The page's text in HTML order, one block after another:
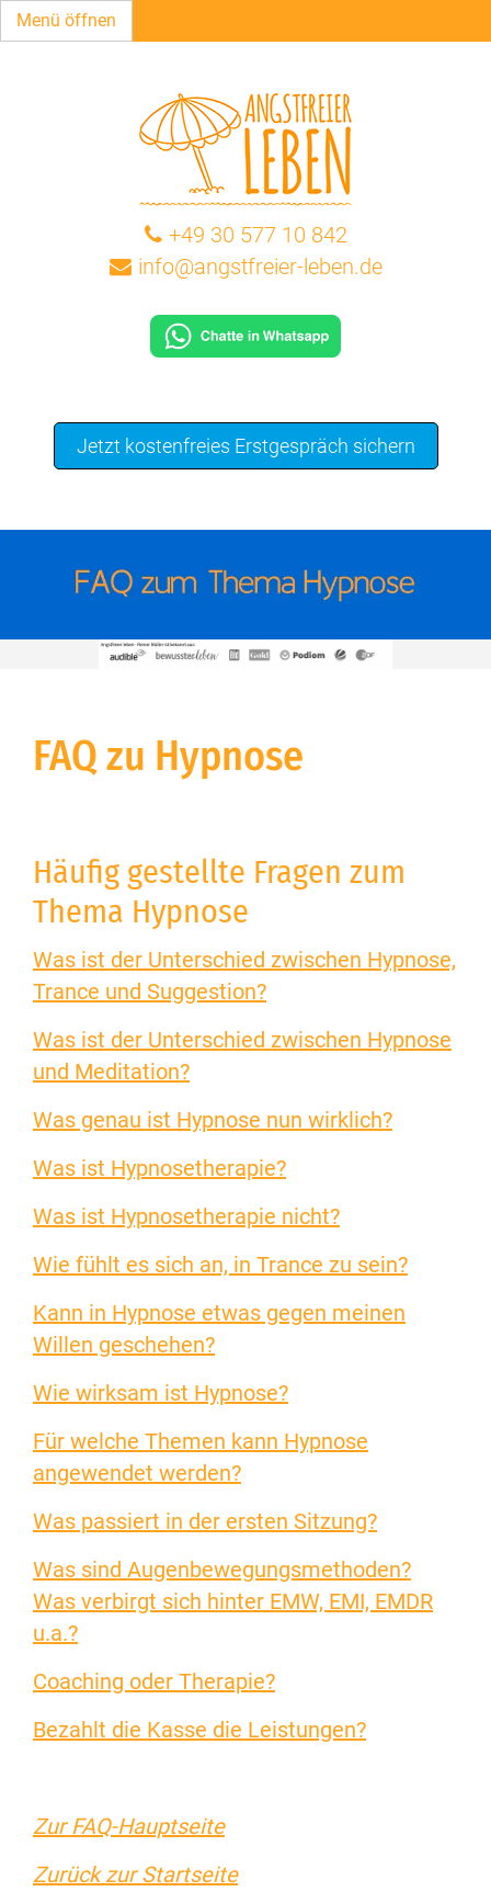
+49 30 577 10 842
info@angstfreier-leben.de
Jetzt kostenfreies Erstgespräch sichern
Menü öffnen
FAQ zu Hypnose
Häufig gestellte Fragen zum
Thema Hypnose
Was ist der Unterschied zwischen Hypnose,
Trance und Suggestion?
Was ist der Unterschied zwischen Hypnose
und Meditation?
Was genau ist Hypnose nun wirklich?
Was ist Hypnosetherapie?
Was ist Hypnosetherapie nicht?
Wie fühlt es sich an, in Trance zu sein?
Kann in Hypnose etwas gegen meinen
Willen geschehen?
Wie wirksam ist Hypnose?
Für welche Themen kann Hypnose
angewendet werden?
Was passiert in der ersten Sitzung?
Was sind Augenbewegungsmethoden?
Was verbirgt sich hinter EMW, EMI, EMDR
u.a.?
Coaching oder Therapie?
Bezahlt die Kasse die Leistungen?
Zur FAQ-Hauptseite
Zurück zur Startseite